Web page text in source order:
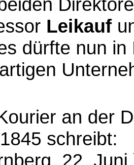
Leikauf
dürfte nun
an der
schreibt:
22.